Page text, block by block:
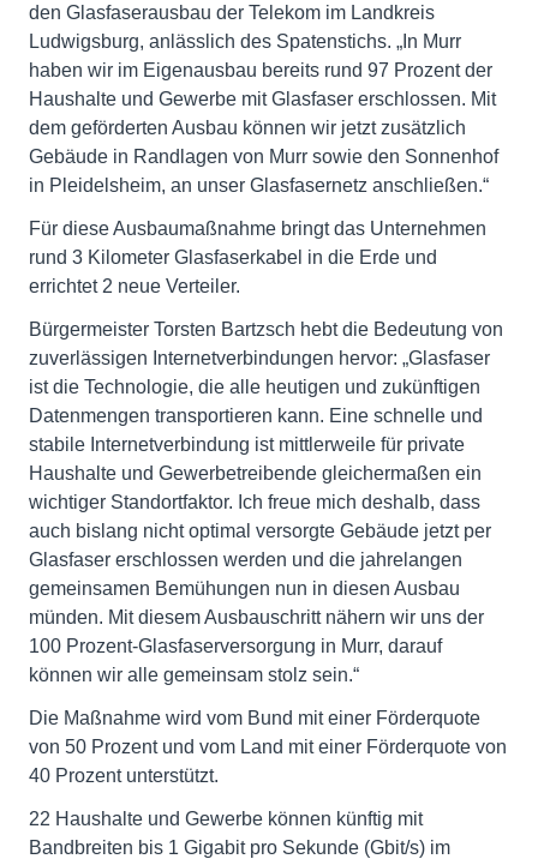
den Glasfaserausbau der Telekom im Landkreis
Ludwigsburg, anlässlich des Spatenstichs. „In Murr
haben wir im Eigenausbau bereits rund 97 Prozent der
Haushalte und Gewerbe mit Glasfaser erschlossen. Mit
dem geförderten Ausbau können wir jetzt zusätzlich
Gebäude in Randlagen von Murr sowie den Sonnenhof
in Pleidelsheim, an unser Glasfasernetz anschließen.“
Für diese Ausbaumaßnahme bringt das Unternehmen
rund 3 Kilometer Glasfaserkabel in die Erde und
errichtet 2 neue Verteiler.
Bürgermeister Torsten Bartzsch hebt die Bedeutung von
zuverlässigen Internetverbindungen hervor: „Glasfaser
ist die Technologie, die alle heutigen und zukünftigen
Datenmengen transportieren kann. Eine schnelle und
stabile Internetverbindung ist mittlerweile für private
Haushalte und Gewerbetreibende gleichermaßen ein
wichtiger Standortfaktor. Ich freue mich deshalb, dass
auch bislang nicht optimal versorgte Gebäude jetzt per
Glasfaser erschlossen werden und die jahrelangen
gemeinsamen Bemühungen nun in diesen Ausbau
münden. Mit diesem Ausbauschritt nähern wir uns der
100 Prozent-Glasfaserversorgung in Murr, darauf
können wir alle gemeinsam stolz sein.“
Die Maßnahme wird vom Bund mit einer Förderquote
von 50 Prozent und vom Land mit einer Förderquote von
40 Prozent unterstützt.
22 Haushalte und Gewerbe können künftig mit
Bandbreiten bis 1 Gigabit pro Sekunde (Gbit/s) im